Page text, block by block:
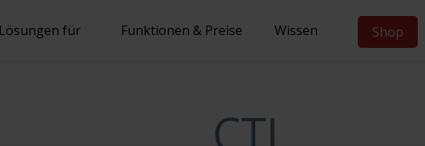
Lösungen für Funktionen & Preise Wissen Shop
CTI